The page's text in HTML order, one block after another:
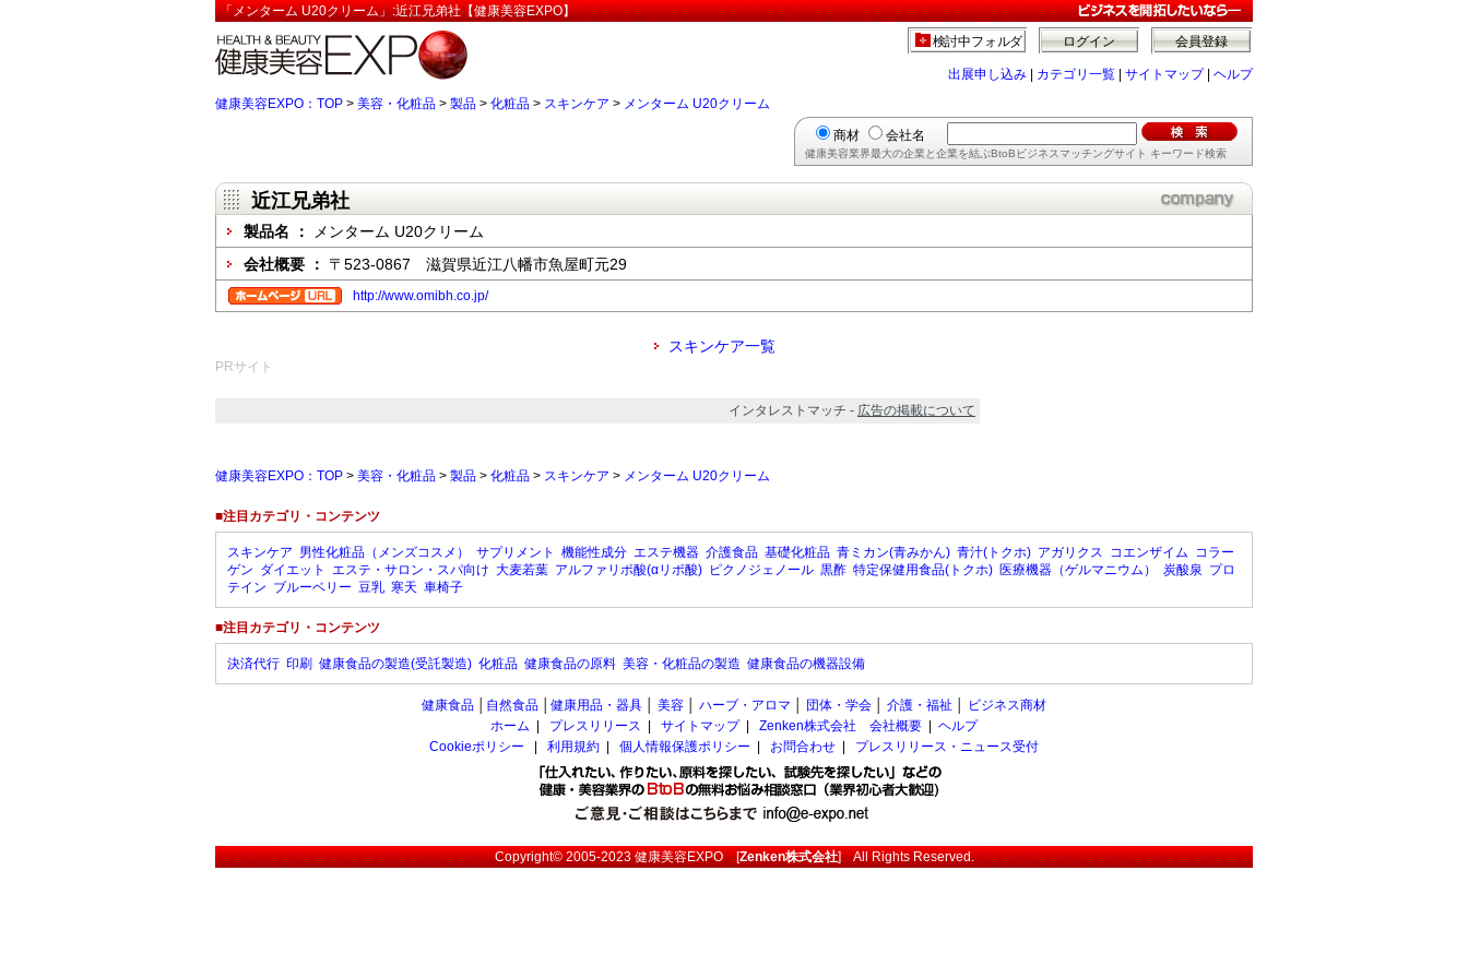
「メンターム U20クリーム」:近江兄弟社【健康美容EXPO】
会員登録
ログイン
検討中フォルダ
出展申し込み カテゴリ一覧 サイトマップ| ヘルプ
健康美容EXPO：TOP > 美容・化粧品 > 製品 > 化粧品 > スキンケア > メンターム U20クリーム
商材 会社名
健康美容業界最大の企業と企業を結ぶBtoBビジネスマッチングサイト キーワード検索
近江兄弟社
製品名 ：
メンターム U20クリーム
会社概要 ： 〒523-0867 滋賀県近江八幡市魚屋町元29
http://www.omibh.co.jp/
スキンケア一覧
PRサイト
インタレストマッチ - 広告の掲載について
健康美容EXPO：TOP > 美容・化粧品 > 製品 > 化粧品 > スキンケア > メンターム U20クリーム
■注目カテゴリ・コンテンツ
スキンケア 男性化粧品（メンズコスメ） サプリメント 機能性成分 エステ機器 介護食品 基礎化粧品 青ミカン(青みかん) 青汁(トクホ) アガリクス コエンザイム コラー
ゲン ダイエット エステ・サロン・スパ向け 大麦若葉 アルファリポ酸(αリポ酸) ピクノジェノール 黒酢 特定保健用食品(トクホ) 医療機器（ゲルマニウム） 炭酸泉 プロ
テイン ブルーベリー 豆乳 寒天 車椅子
■注目カテゴリ・コンテンツ
決済代行 印刷 健康食品の製造(受託製造) 化粧品 健康食品の原料 美容・化粧品の製造 健康食品の機器設備
健康食品 自然食品 健康用品・器具 美容 ハーブ・アロマ 団体・学会 介護・福祉
ビジネス商材
ホーム
プレスリリース サイトマップ| Zenken株式会社 会社概要
ヘルプ
Cookieポリシー
利用規約 個人情報保護ポリシー お問合わせ プレスリリース・ニュース受付
Copyright© 2005-2023健康美容EXPO[Zenken株式会社] All Rights Reserved.